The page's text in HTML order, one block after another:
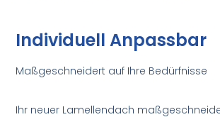
Individuell Anpassbar
Maßgeschneidert auf Ihre Bedürfnisse
Ihr neuer Lamellendach